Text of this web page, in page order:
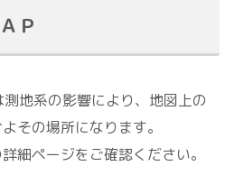
Ｐ
地系の影響により、地図上の
その場所になります。
細ページをご確認ください。